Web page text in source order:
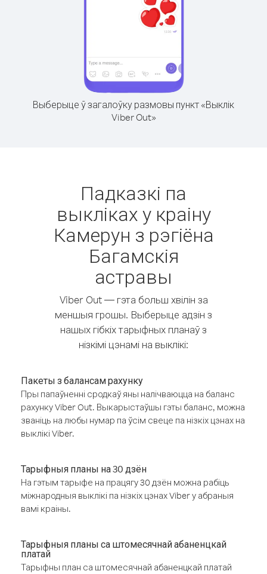
Выберыце ў загалоўку размовы пункт «Выклік
Viber Out»
Падказкі па
выкліках у краіну
Камерун з рэгіёна
Багамскія
астравы
Viber Out — гэта больш хвілін за
меншыя грошы. Выберыце адзін з
нашых гібкіх тарыфных планаў з
нізкімі цэнамі на выклікі:
Пакеты з балансам рахунку
Пры папаўненні сродкаў яны налічваюцца на баланс
рахунку Viber Out. Выкарыстаўшы гэты баланс, можна
званіць на любы нумар па ўсім свеце па нізкіх цэнах на
выклікі Viber.
Тарыфныя планы на 30 дзён
На гэтым тарыфе на працягу 30 дзён можна рабіць
міжнародныя выклікі па нізкіх цэнах Viber у абраныя
вамі краіны.
Тарыфныя планы са штомесячнай абаненцкай
платай
Тарыфны план са штомесячнай абаненцкай платай